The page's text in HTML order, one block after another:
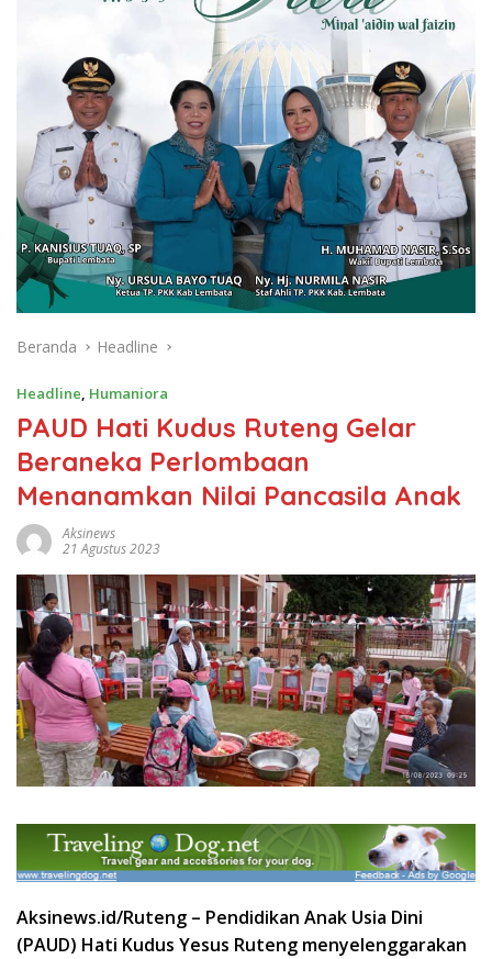
Beranda Headline
Headline, Humaniora
PAUD Hati Kudus Ruteng Gelar
Beraneka Perlombaan
Menanamkan Nilai Pancasila Anak
Aksinews
21 Agustus 2023
Aksinews.id/Ruteng – Pendidikan Anak Usia Dini
(PAUD) Hati Kudus Yesus Ruteng menyelenggarakan